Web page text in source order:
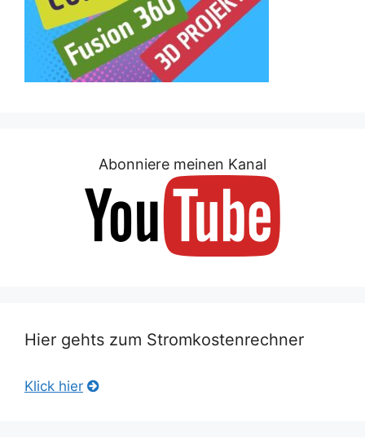
Abonniere meinen Kanal
Hier gehts zum Stromkostenrechner
Klick hier